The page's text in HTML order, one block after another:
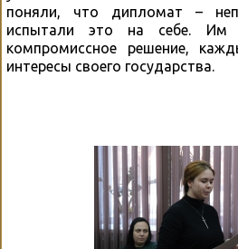
поняли, что дипломат –
испытали это на себе. Им
компромиссное решение,
интересы своего государства.